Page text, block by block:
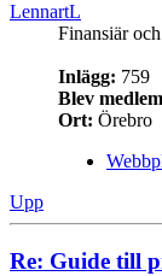
LennartL
Finansiär
Inlägg: 759
Blev
Ort: Örebro
Upp
Re: Guide till